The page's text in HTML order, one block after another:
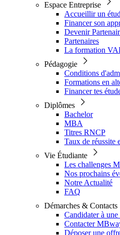
Espace Entreprise
Accueillir un
Financer son
Devenir
Partenaires
La formation
Pédagogie
Conditions
Formations en
Financer tes
Diplômes
Bachelor
MBA
Titres RNCP
Taux de réussite
Vie Étudiante
Les challenges
Nos prochains
Notre Actualité
FAQ
Démarches & Contacts
Candidater à
Contacter
Déposer une